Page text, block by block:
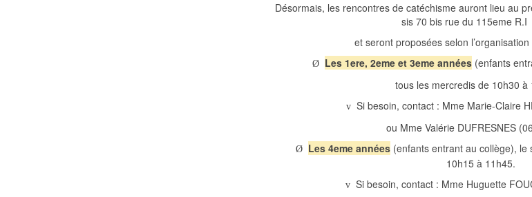
Désormais, les rencontres de catéchisme auront lieu au
sis 70 bis rue du 115eme R.I
et seront proposées selon
Ø Les 1ere, 2eme et 3eme années (enfants
tous les mercredis de 10h30 à
v Si besoin, contact : Mme Marie-Claire
ou Mme Valérie DUFRESNES
Ø Les 4eme années(enfants entrant au collège), le
10h15 à 11h45.
v Si besoin, contact : Mme Huguette